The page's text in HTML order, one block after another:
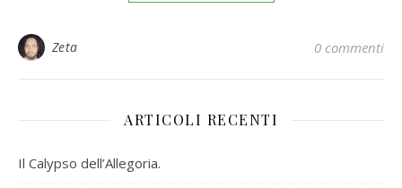
Zeta 0 commenti
ARTICOLI RECENTI
Il Calypso dell’Allegoria.